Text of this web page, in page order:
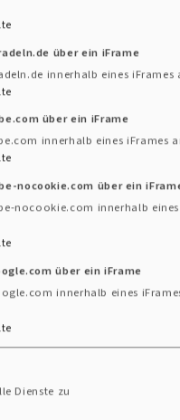
über ein iFrame
innerhalb eines iFrames
über ein iFrame
innerhalb eines iFrames
nocookie.com über ein
nocookie.com innerhalb eines
über ein iFrame
innerhalb eines
Dienste zu